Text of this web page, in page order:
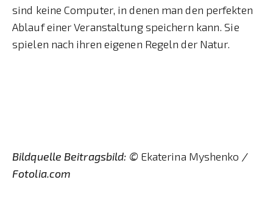
sind keine Computer, in denen man den perfekten
Ablauf einer Veranstaltung speichern kann. Sie
spielen nach ihren eigenen Regeln der Natur.
Bildquelle Beitragsbild: © Ekaterina Myshenko /
Fotolia.com